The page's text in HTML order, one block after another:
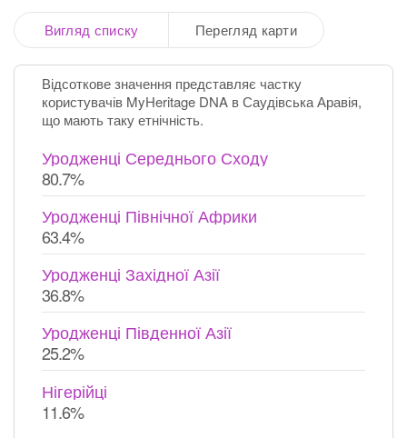
Вигляд списку Перегляд карти
Відсоткове значення представляє частку
користувачів MyHeritage DNA в Саудівська Аравія,
що мають таку етнічність.
Уродженці Середнього Сходу
80.7%
Уродженці Північної Африки
63.4%
Уродженці Західної Азії
36.8%
Уродженці Південної Азії
25.2%
Нігерійці
11.6%